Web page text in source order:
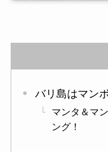
バリ島はマン
マンタ＆マ
ング！